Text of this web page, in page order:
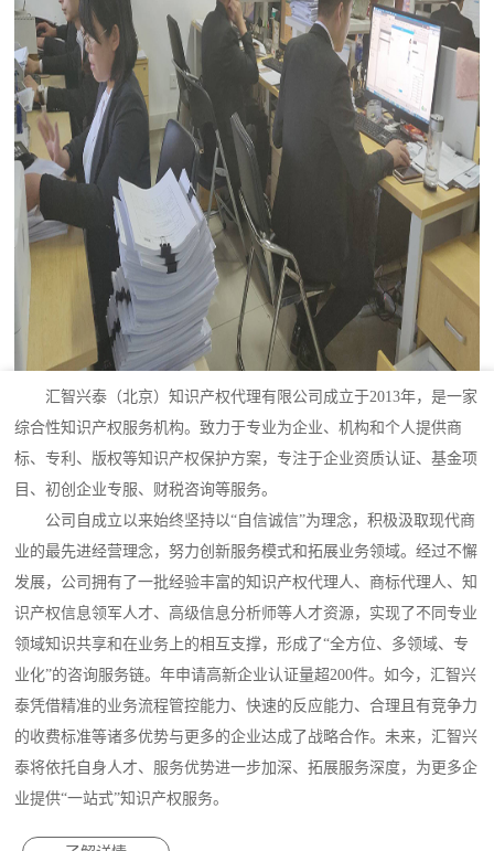
汇智兴泰（北京）知识产权代理有限公司成立于2013年，是一家
综合性知识产权服务机构。致力于专业为企业、机构和个人提供商
标、专利、版权等知识产权保护方案，专注于企业资质认证、基金项
目、初创企业专服、财税咨询等服务。
公司自成立以来始终坚持以“自信诚信”为理念，积极汲取现代商
业的最先进经营理念，努力创新服务模式和拓展业务领域。经过不懈
发展，公司拥有了一批经验丰富的知识产权代理人、商标代理人、知
识产权信息领军人才、高级信息分析师等人才资源，实现了不同专业
领域知识共享和在业务上的相互支撑，形成了“全方位、多领域、专
业化”的咨询服务链。年申请高新企业认证量超200件。如今，汇智兴
泰凭借精准的业务流程管控能力、快速的反应能力、合理且有竞争力
的收费标准等诸多优势与更多的企业达成了战略合作。未来，汇智兴
泰将依托自身人才、服务优势进一步加深、拓展服务深度，为更多企
业提供“一站式”知识产权服务。